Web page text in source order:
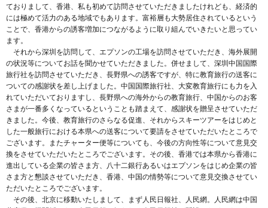
ておりまして、香港、私も初めて訪問させていただきましたけれども、経済的
には極めて活力のある地域でもあります。富裕層も大勢居住されているという
ことで、香港からの誘客増加につながるように取り組んでいきたいと思ってい
ます。
それから深圳を訪問して、エプソンの工場を訪問させていただき、海外展開
の状況等についてお話を聞かせていただきました。併せまして、深圳中国国際
旅行社を訪問させていただき、長野県への誘客ですが、特に教育旅行の送客に
ついての感謝状を差し上げました。中国国際旅行社、大変教育旅行にも力を入
れていただいておりますし、長野県への海外からの教育旅行、中国からのお客
さまが一番多くなっているということも踏まえて、感謝状を贈呈させていただ
きました。今後、教育旅行のさらなる促進、それからスキーツアーをはじめと
した一般旅行における本県への送客について要請をさせていただいたところで
ございます。またチャーター便等についても、今後の方向性等について意見交
換をさせていただいたところでございます。その後、香港では本県から香港に
進出している企業の皆さま方、八十二銀行あるいはエプソンをはじめ企業の皆
さま方と懇談させていただき、香港、中国の情勢等について意見交換させてい
ただいたところでございます。
その後、北京に移動いたしまして、まず人民日報社、人民網。人民網は中国